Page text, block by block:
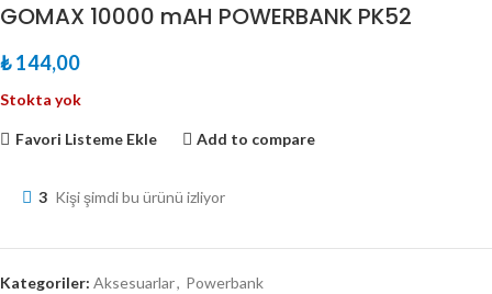
GOMAX 10000 mAH POWERBANK PK52
₺144,00
Stokta yok
Favori Listeme Ekle Add to compare
3 Kişi şimdi bu ürünü izliyor
Kategoriler: Aksesuarlar, Powerbank